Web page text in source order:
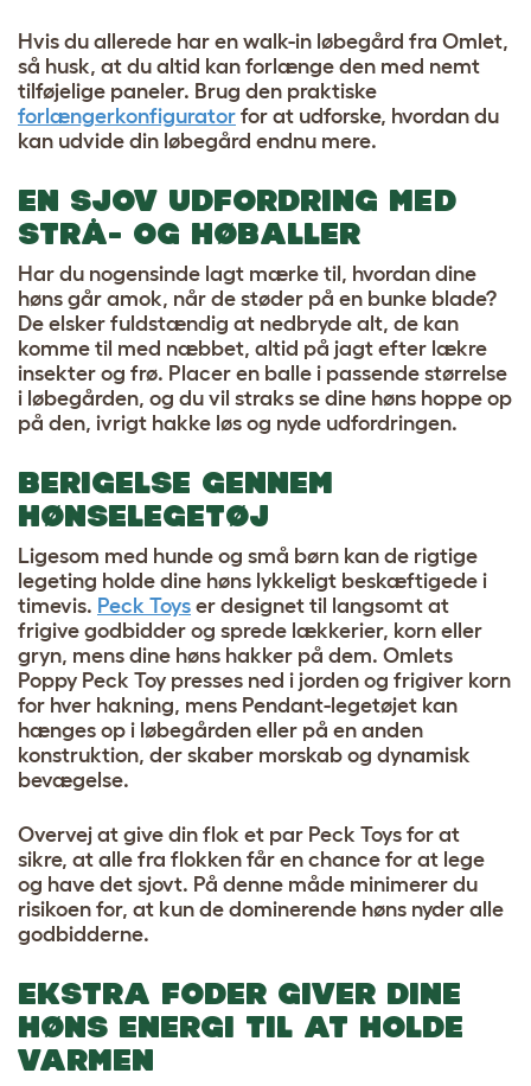
Hvis du allerede har en walk-in løbegård fra Omlet,
så husk, at du altid kan forlænge den med nemt
tilføjelige paneler. Brug den praktiske
forlængerkonfigurator for at udforske, hvordan du
kan udvide din løbegård endnu mere.
EN SJOV UDFORDRING MED
STRÅ- OG HØBALLER
Har du nogensinde lagt mærke til, hvordan dine
høns går amok, når de støder på en bunke blade?
De elsker fuldstændig at nedbryde alt, de kan
komme til med næbbet, altid på jagt efter lækre
insekter og frø. Placer en balle i passende størrelse
i løbegården, og du vil straks se dine høns hoppe op
på den, ivrigt hakke løs og nyde udfordringen.
BERIGELSE GENNEM
HØNSELEGETØJ
Ligesom med hunde og små børn kan de rigtige
legeting holde dine høns lykkeligt beskæftigede i
timevis. Peck Toys er designet til langsomt at
frigive godbidder og sprede lækkerier, korn eller
gryn, mens dine høns hakker på dem. Omlets
Poppy Peck Toy presses ned i jorden og frigiver korn
for hver hakning, mens Pendant-legetøjet kan
hænges op i løbegården eller på en anden
konstruktion, der skaber morskab og dynamisk
bevægelse.
Overvej at give din flok et par Peck Toys for at
sikre, at alle fra flokken får en chance for at lege
og have det sjovt. På denne måde minimerer du
risikoen for, at kun de dominerende høns nyder alle
godbidderne.
EKSTRA FODER GIVER DINE
HØNS ENERGI TIL AT HOLDE
VARMEN